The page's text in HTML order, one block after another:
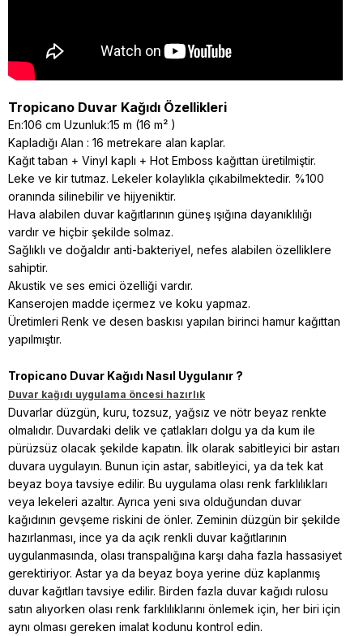
Tropicano Duvar Kağıdı Özellikleri
En:106 cm Uzunluk:15 m (16 m² )
Kapladığı Alan : 16 metrekare alan kaplar.
Kağıt taban + Vinyl kaplı + Hot Emboss kağıttan üretilmiştir.
Leke ve kir tutmaz. Lekeler kolaylıkla çıkabilmektedir. %100
oranında silinebilir ve hijyeniktir.
Hava alabilen duvar kağıtlarının güneş ışığına dayanıklılığı
vardır ve hiçbir şekilde solmaz.
Sağlıklı ve doğaldır anti-bakteriyel, nefes alabilen özelliklere
sahiptir.
Akustik ve ses emici özelliği vardır.
Kanserojen madde içermez ve koku yapmaz.
Üretimleri Renk ve desen baskısı yapılan birinci hamur kağıttan
yapılmıştır.
Tropicano Duvar Kağıdı Nasıl Uygulanır ?
Duvar kağıdı uygulama öncesi hazırlık
Duvarlar düzgün, kuru, tozsuz, yağsız ve nötr beyaz renkte
olmalıdır. Duvardaki delik ve çatlakları dolgu ya da kum ile
pürüzsüz olacak şekilde kapatın. İlk olarak sabitleyici bir astarı
duvara uygulayın. Bunun için astar, sabitleyici, ya da tek kat
beyaz boya tavsiye edilir. Bu uygulama olası renk farklılıkları
veya lekeleri azaltır. Ayrıca yeni sıva olduğundan duvar
kağıdının gevşeme riskini de önler. Zeminin düzgün bir şekilde
hazırlanması, ince ya da açık renkli duvar kağıtlarının
uygulanmasında, olası transpalığına karşı daha fazla hassasiyet
gerektiriyor. Astar ya da beyaz boya yerine düz kaplanmış
duvar kağıtları tavsiye edilir. Birden fazla duvar kağıdı rulosu
satın alıyorken olası renk farklılıklarını önlemek için, her biri için
aynı olması gereken imalat kodunu kontrol edin.